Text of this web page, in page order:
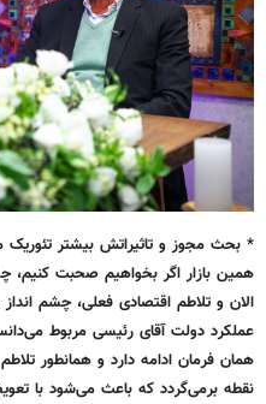
* بحث مجوز و تاثیراتش بیشتر
همین بازار اگر بخواهیم صحبت کنیم،
الان و تلاطم اقتصادی فعلی، چشم
عملکرد دولت آقای رئیسی مربوط
همان فرمان ادامه دارد و همانطور
نقطه برمی‌گردد که باعث می‌شود با